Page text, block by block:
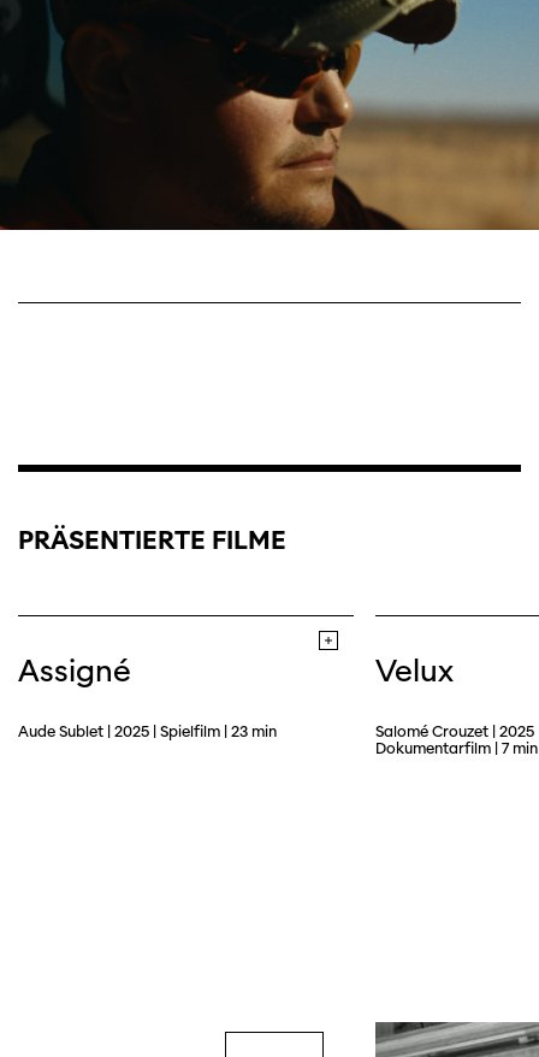
PRÄSENTIERTE FILME
Assigné
Aude Sublet | 2025 | Spielfilm | 23 min
Velux
Salomé Crouzet | 2025
Dokumentarfilm | 7 min